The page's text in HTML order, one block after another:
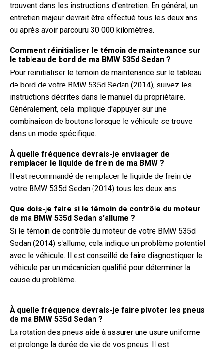
trouvent dans les instructions d'entretien. En général, un
entretien majeur devrait être effectué tous les deux ans
ou après avoir parcouru 30 000 kilomètres.
Comment réinitialiser le témoin de maintenance sur
le tableau de bord de ma BMW 535d Sedan ?
Pour réinitialiser le témoin de maintenance sur le tableau
de bord de votre BMW 535d Sedan (2014), suivez les
instructions décrites dans le manuel du propriétaire.
Généralement, cela implique d'appuyer sur une
combinaison de boutons lorsque le véhicule se trouve
dans un mode spécifique.
À quelle fréquence devrais-je envisager de
remplacer le liquide de frein de ma BMW ?
Il est recommandé de remplacer le liquide de frein de
votre BMW 535d Sedan (2014) tous les deux ans.
Que dois-je faire si le témoin de contrôle du moteur
de ma BMW 535d Sedan s'allume ?
Si le témoin de contrôle du moteur de votre BMW 535d
Sedan (2014) s'allume, cela indique un problème potentiel
avec le véhicule. Il est conseillé de faire diagnostiquer le
véhicule par un mécanicien qualifié pour déterminer la
cause du problème.
À quelle fréquence devrais-je faire pivoter les pneus
de ma BMW 535d Sedan ?
La rotation des pneus aide à assurer une usure uniforme
et prolonge la durée de vie de vos pneus. Il est